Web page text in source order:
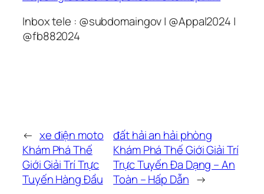
Inbox tele : @subdomaingov | @Appal2024 |
@fb882024
← xe điện moto
Khám Phá Thế
Giới Giải Trí Trực
Tuyến Hàng Đầu
đất hải an hải phòng
Khám Phá Thế Giới Giải Trí
Trực Tuyến Đa Dạng – An
Toàn – Hấp Dẫn →